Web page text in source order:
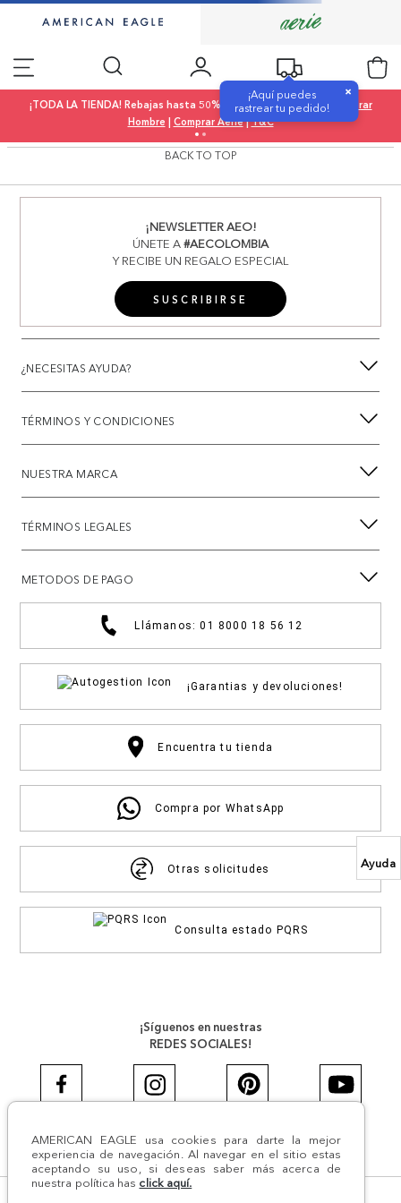
Ayuda
AMERICAN EAGLE usa cookies para darte la mejor
experiencia de navegación. Al navegar en el sitio estas
aceptando su uso, si deseas saber más acerca de
nuestra política has click aquí.
¡Aquí puedes
rastrear tu pedido!
×
¡TODA LA TIENDA! Rebajas hasta 50% OFF |Comprar Mujer|
Comprar
Hombre | Comprar Aerie|T&C
BACK TO TOP
¡NEWSLETTER AEO!
ÚNETE A#AECOLOMBIA
Y RECIBE UN REGALO ESPECIAL
SUSCRIBIRSE
¿NECESITAS AYUDA?
TÉRMINOS Y CONDICIONES
NUESTRA MARCA
TÉRMINOS LEGALES
METODOS DE PAGO
Llámanos: 01 8000 18 56 12
¡Garantias y devoluciones!
Encuentra tu tienda
Compra por WhatsApp
Otras solicitudes
Consulta estado PQRS
¡Síguenos en nuestras
REDES SOCIALES!
#AEJEANS #AerieREALCOL